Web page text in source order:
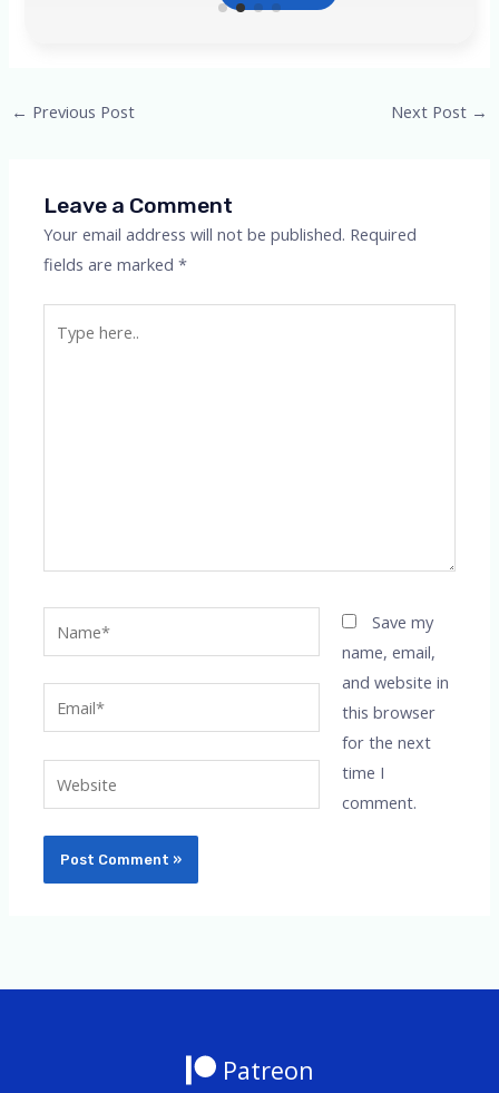
Post
← Previous Post Next Post →
Leave a Comment
Your email address will not be published. Required
fields are marked*
here..
Save my
name, email,
and website in
this browser
for the next
time I
comment.
Patreon